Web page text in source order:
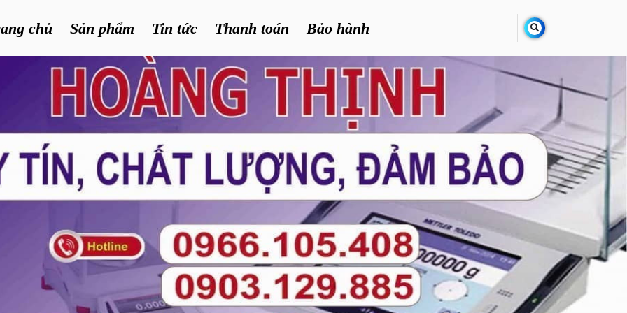
chủ Sản phẩm Tin tức Thanh toán Bảo hành